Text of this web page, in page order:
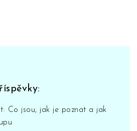
Co jsou, jak je poznat a jak